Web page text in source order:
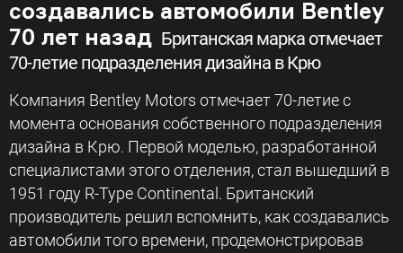
создавались автомобили Bentley
70 лет назад Британская марка отмечает
70-летие подразделения дизайна в Крю
Компания Bentley Motors отмечает 70-летие с
момента основания собственного подразделения
дизайна в Крю. Первой моделью, разработанной
специалистами этого отделения, стал вышедший в
1951 году R-Type Continental. Британский
производитель решил вспомнить, как создавались
автомобили того времени, продемонстрировав